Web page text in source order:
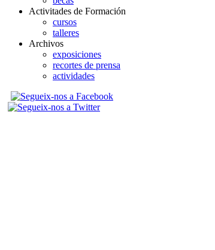
Activitades de Formación
cursos
talleres
Archivos
exposiciones
recortes de prensa
actividades